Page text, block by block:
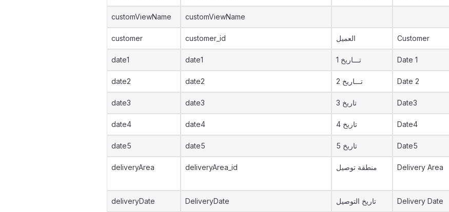
customViewName customViewName
customer customer_id العميل Customer
date1 date1 تـــاريخ 1 Date 1
date2 date2 تـــاريخ 2 Date 2
date3 date3 تاريخ 3 Date3
date4 date4 تاريخ 4 Date4
date5 date5 تاريخ 5 Date5
deliveryArea deliveryArea_id منطقة توصيل Delivery Area
deliveryDate DeliveryDate تاريخ التوصيل Delivery Date